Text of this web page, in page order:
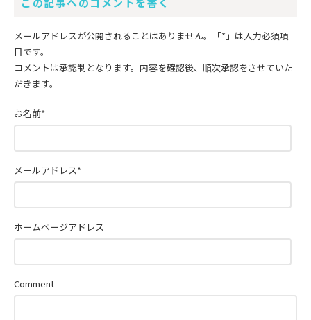
メールアドレスが公開されることはありません。 「*」 は入力必須項
目です。
コメントは承認制となります。内容を確認後、順次承認をさせていた
だきます。
Comment
お名前*
メールアドレス*
ホームページアドレス